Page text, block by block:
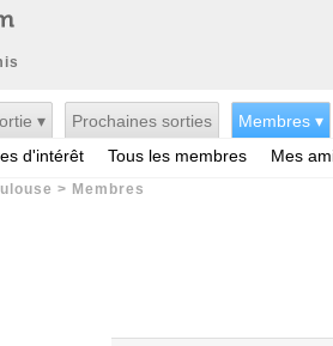
▾ Prochaines sorties
Membres ▾
d'intérêt Tous les membres Mes
> Membres